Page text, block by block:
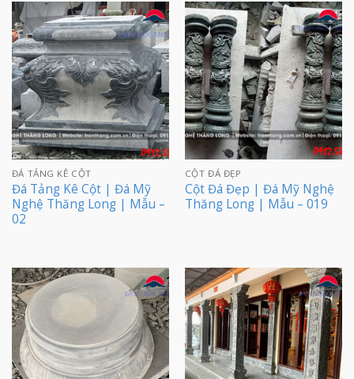
ĐÁ TẢNG KÊ CỘT
Đá Tảng Kê Cột | Đá Mỹ
Nghệ Thăng Long | Mẫu –
02
CỘT ĐÁ ĐẸP
Cột Đá Đẹp | Đá Mỹ Nghệ
Thăng Long | Mẫu – 019